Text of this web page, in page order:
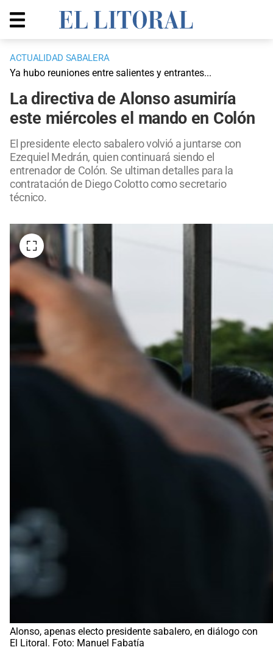
ACTUALIDAD SABALERA
Ya hubo reuniones entre salientes y entrantes...
La directiva de Alonso asumiría
este miércoles el mando en Colón
El presidente electo sabalero volvió a juntarse con
Ezequiel Medrán, quien continuará siendo el
entrenador de Colón. Se ultiman detalles para la
contratación de Diego Colotto como secretario
técnico.
Alonso, apenas electo presidente sabalero, en diálogo con
El Litoral. Foto: Manuel Fabatía